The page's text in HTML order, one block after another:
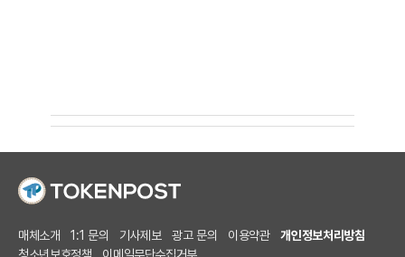
매체소개 1:1 문의 기사제보 광고 문의 이용약관
개인정보처리방침